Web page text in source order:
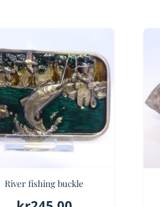
River fishing buckle